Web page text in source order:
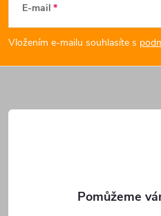
p
a
t
E-mail
Vložením e-mailu souhlasíte s